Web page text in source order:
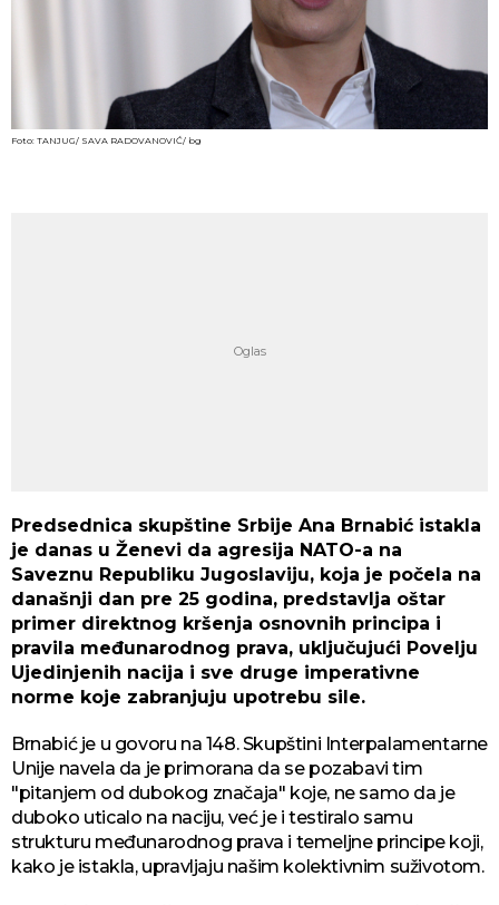
Foto: TANJUG/ SAVA RADOVANOVIĆ/ bg
Predsednica skupštine Srbije Ana Brnabić istakla
je danas u Ženevi da agresija NATO-a na
Saveznu Republiku Jugoslaviju, koja je počela na
današnji dan pre 25 godina, predstavlja oštar
primer direktnog kršenja osnovnih principa i
pravila međunarodnog prava, uključujući Povelju
Ujedinjenih nacija i sve druge imperativne
norme koje zabranjuju upotrebu sile.
Brnabić je u govoru na 148. Skupštini Interpalamentarne
Unije navela da je primorana da se pozabavi tim
"pitanjem od dubokog značaja" koje, ne samo da je
duboko uticalo na naciju, već je i testiralo samu
strukturu međunarodnog prava i temeljne principe koji,
kako je istakla, upravljaju našim kolektivnim suživotom.